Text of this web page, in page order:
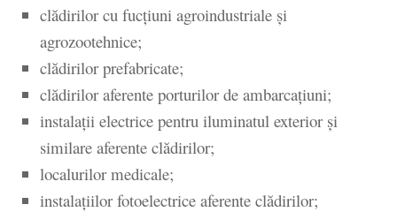
clădirilor cu fucțiuni agroindustriale și
agrozootehnice;
clădirilor prefabricate;
clădirilor aferente porturilor de ambarcațiuni;
instalații electrice pentru iluminatul exterior și
similare aferente clădirilor;
localurilor medicale;
instalațiilor fotoelectrice aferente clădirilor;